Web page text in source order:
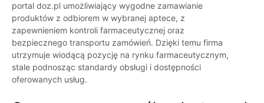
portal doz.pl umożliwiający wygodne zamawianie
produktów z odbiorem w wybranej aptece, z
zapewnieniem kontroli farmaceutycznej oraz
bezpiecznego transportu zamówień. Dzięki temu firma
utrzymuje wiodącą pozycję na rynku farmaceutycznym,
stale podnosząc standardy obsługi i dostępności
oferowanych usług.